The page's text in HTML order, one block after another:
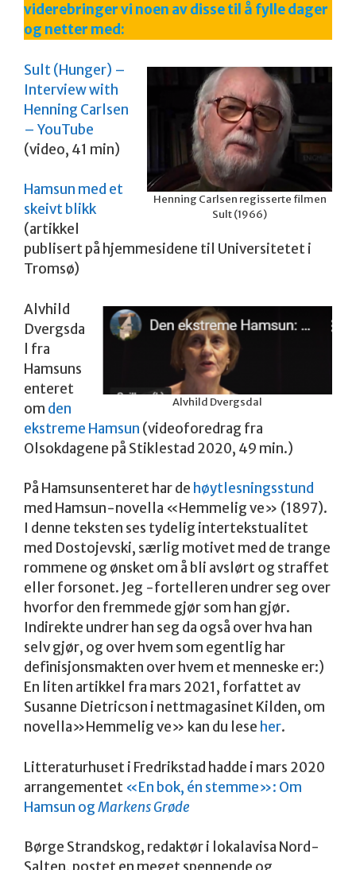
viderebringer vi noen av disse til å fylle dager
og netter med:
Henning Carlsen regisserte filmen
Sult (1966)
Sult (Hunger) –
Interview with
Henning Carlsen
– YouTube
(video, 41 min)
Hamsun med et
skeivt blikk
(artikkel
publisert på hjemmesidene til Universitetet i
Tromsø)
Alvhild Dvergsdal
Alvhild
Dvergsda
l fra
Hamsuns
enteret
om den
ekstreme Hamsun (videoforedrag fra
Olsokdagene på Stiklestad 2020, 49 min.)
På Hamsunsenteret har de høytlesningsstund
med Hamsun-novella «Hemmelig ve» (1897).
I denne teksten ses tydelig intertekstualitet
med Dostojevski, særlig motivet med de trange
rommene og ønsket om å bli avslørt og straffet
eller forsonet. Jeg -fortelleren undrer seg over
hvorfor den fremmede gjør som han gjør.
Indirekte undrer han seg da også over hva han
selv gjør, og over hvem som egentlig har
definisjonsmakten over hvem et menneske er:)
En liten artikkel fra mars 2021, forfattet av
Susanne Dietricson i nettmagasinet Kilden, om
novella»Hemmelig ve» kan du lese her.
Litteraturhuset i Fredrikstad hadde i mars 2020
arrangementet «En bok, én stemme»: Om
Hamsun ogMarkens Grøde
Børge Strandskog, redaktør i lokalavisa Nord-